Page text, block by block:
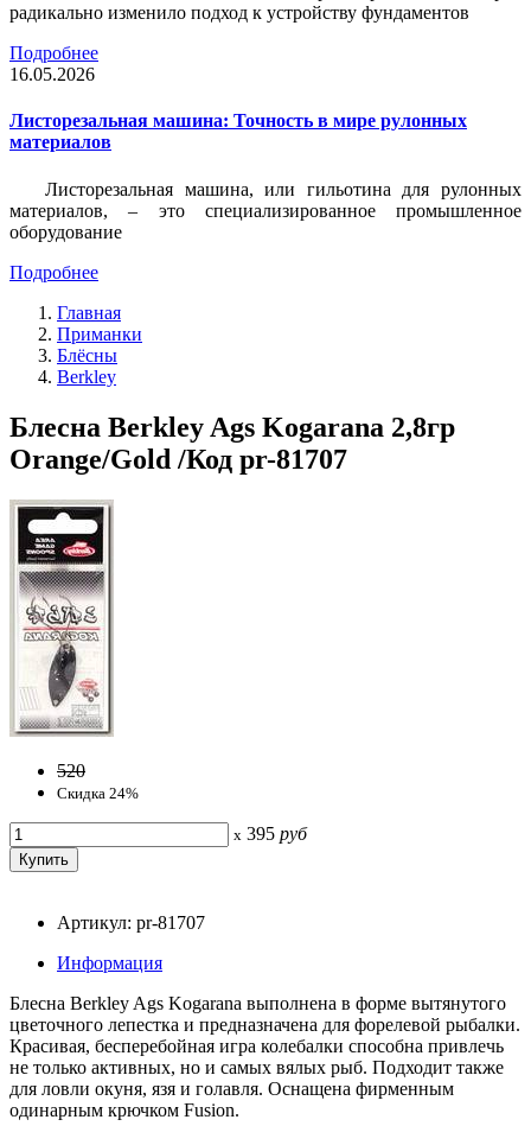
радикально изменило подход к устройству фундаментов
Подробнее
16.05.2026
Листорезальная машина: Точность в мире рулонных
материалов
Листорезальная машина, или гильотина для рулонных
материалов, – это специализированное промышленное
оборудование
Подробнее
Главная
Приманки
Блёсны
Berkley
Блесна Berkley Ags Kogarana 2,8гр
Orange/Gold /Код pr-81707
520
Скидка 24%
x 395 руб
Артикул: pr-81707
Информация
Блесна Berkley Ags Kogarana выполнена в форме вытянутого
цветочного лепестка и предназначена для форелевой рыбалки.
Красивая, бесперебойная игра колебалки способна привлечь
не только активных, но и самых вялых рыб. Подходит также
для ловли окуня, язя и голавля. Оснащена фирменным
одинарным крючком Fusion.